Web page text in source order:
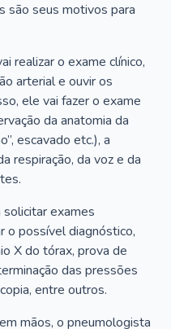
são seus motivos para
realizar o exame clínico,
arterial e ouvir os
ele vai fazer o exame
da anatomia da
escavado etc.), a
respiração, da voz e da
exames
o possível diagnóstico,
X do tórax, prova de
das pressões
entre outros.
mãos, o pneumologista